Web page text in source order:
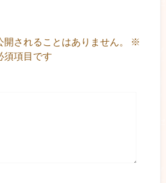
されることはありません。
※
須項目です